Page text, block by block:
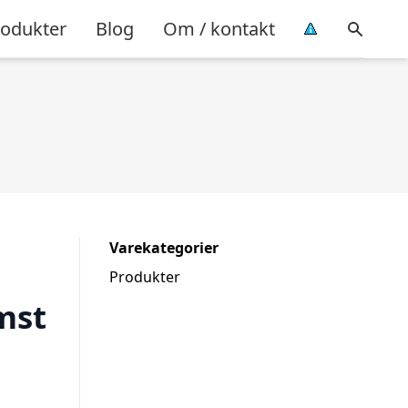
Blog Om / kontakt
Varekategorier
Produkter